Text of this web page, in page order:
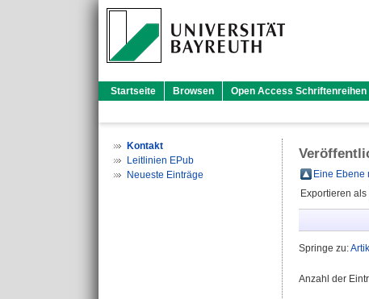
Startseite Browsen Open Access Schriftenreihen
Kontakt
Leitlinien EPub
Neueste Einträge
Eine Ebene
Exportieren als
Springe zu:
Anzahl der